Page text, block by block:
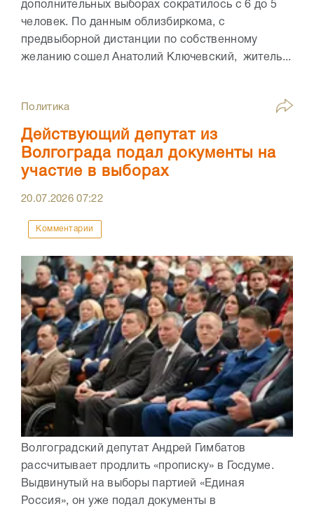
дополнительных выборах сократилось с 6 до 5
человек. По данным облизбиркома, с
предвыборной дистанции по собственному
желанию сошел Анатолий Ключевский, житель...
Политика
Действующий депутат из
Волгограда подал документы на
участие в выборах
20.07.202607:22
Комментарии
Волгоградский депутат Андрей Гимбатов
рассчитывает продлить «прописку» в Госдуме.
Выдвинутый на выборы партией «Единая
Россия», он уже подал документы в